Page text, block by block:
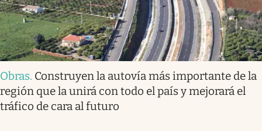
Obras. Construyen la autovía más importante de la
región que la unirá con todo el país y mejorará el
tráfico de cara al futuro